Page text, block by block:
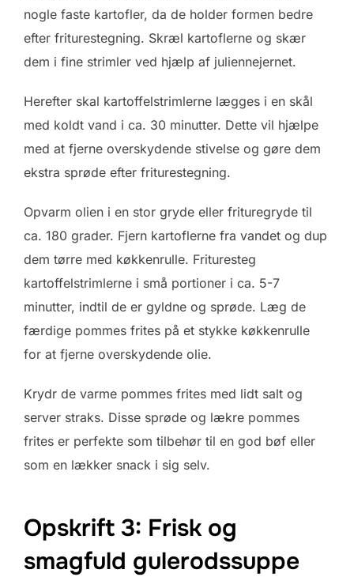
nogle faste kartofler, da de holder formen bedre
efter friturestegning. Skræl kartoflerne og skær
dem i fine strimler ved hjælp af juliennejernet.
Herefter skal kartoffelstrimlerne lægges i en skål
med koldt vand i ca. 30 minutter. Dette vil hjælpe
med at fjerne overskydende stivelse og gøre dem
ekstra sprøde efter friturestegning.
Opvarm olien i en stor gryde eller frituregryde til
ca. 180 grader. Fjern kartoflerne fra vandet og dup
dem tørre med køkkenrulle. Frituresteg
kartoffelstrimlerne i små portioner i ca. 5-7
minutter, indtil de er gyldne og sprøde. Læg de
færdige pommes frites på et stykke køkkenrulle
for at fjerne overskydende olie.
Krydr de varme pommes frites med lidt salt og
server straks. Disse sprøde og lækre pommes
frites er perfekte som tilbehør til en god bøf eller
som en lækker snack i sig selv.
Opskrift 3: Frisk og
smagfuld gulerodssuppe